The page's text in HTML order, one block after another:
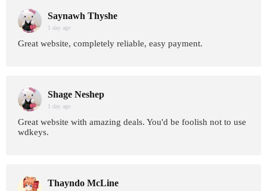
Saynawh Thyshe
1 day age
Great website, completely reliable, easy payment.
Shage Neshep
1 day age
Great website with amazing deals. You'd be foolish not to use
wdkeys.
Thayndo McLine